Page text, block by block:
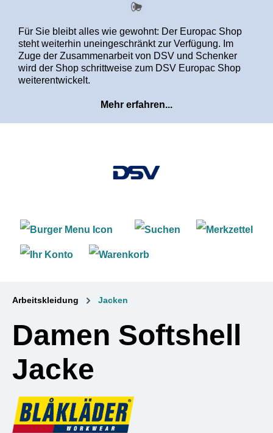
Für Sie bleibt alles wie gewohnt: Der Europac Shop
steht weiterhin uneingeschränkt zur Verfügung. Im
Zuge der Zusammenarbeit von DSV und Schenker
wird der Shop schrittweise zum DSV Europac Shop
weiterentwickelt.
Mehr erfahren...
Arbeitskleidung Jacken
Damen Softshell
Jacke